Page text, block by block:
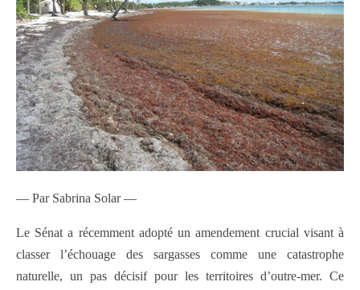
— Par Sabrina Solar —
Le Sénat a récemment adopté un amendement crucial visant à
classer l’échouage des sargasses comme une catastrophe
naturelle, un pas décisif pour les territoires d’outre-mer. Ce